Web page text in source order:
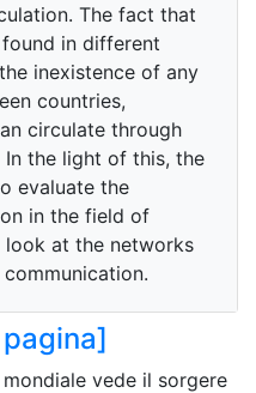
The fact that
in different
inexistence of any
countries,
circulate through
In the light of this, the
evaluate the
in the field of
at the networks
vede il sorgere